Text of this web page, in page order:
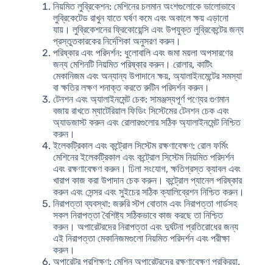
নিয়মিত লুব্রিকেশন: মেশিনের চলমান অংশগুলোকে ভালোভাবে
লুব্রিকেটেড রাখুন যাতে ঘর্ষণ কমে এবং অকালে ক্ষয় এড়ানো
যায়। লুব্রিকেশনের ফ্রিকোয়েন্সি এবং উপযুক্ত লুব্রিকেন্টের জন্য
প্রস্তুতকারকের নির্দেশিকা অনুসরণ করুন।
পরিষ্কার এবং পরিদর্শন: ধুলোবালি এবং জমা ময়লা অপসারণের
জন্য মেশিনটি নিয়মিত পরিষ্কার করুন। রোলার, কাটিং
মেকানিজম এবং অন্যান্য উপাদানে ক্ষয়, অ্যালাইনমেন্টের সমস্যা
বা ক্ষতির লক্ষণ শনাক্ত করতে রুটিন পরিদর্শন করুন।
টেনশন এবং অ্যালাইনমেন্ট চেক: সামঞ্জস্যপূর্ণ পণ্যের গুণমান
বজায় রাখতে ম্যাটেরিয়াল ফিডিং সিস্টেমের টেনশন চেক এবং
অ্যাডজাস্ট করুন এবং রোলারগুলোর সঠিক অ্যালাইনমেন্ট নিশ্চিত
করুন।
ইলেকট্রিকাল এবং কন্ট্রোল সিস্টেম রক্ষণাবেক্ষণ: রোল ফর্মিং
মেশিনের ইলেকট্রিকাল এবং কন্ট্রোল সিস্টেম নিয়মিত পরিদর্শন
এবং রক্ষণাবেক্ষণ করুন। ঢিলা সংযোগ, ক্ষতিগ্রস্ত ক্যাবল এবং
খারাপ কাজ করা উপাদান চেক করুন। কন্ট্রোল প্যানেল পরিষ্কার
করুন এবং সেন্সর এবং সুইচের সঠিক ক্যালিব্রেশন নিশ্চিত করুন।
নিরাপত্তা ব্যবস্থা: জরুরি স্টপ বোতাম এবং নিরাপত্তা গার্ডসহ
সকল নিরাপত্তা বৈশিষ্ট্য সঠিকভাবে কাজ করছে তা নিশ্চিত
করুন। অপারেটরদের নিরাপত্তা এবং দুর্ঘটনা প্রতিরোধের জন্য
এই নিরাপত্তা মেকানিজমগুলো নিয়মিত পরিদর্শন এবং পরীক্ষা
করুন।
অপারেটর প্রশিক্ষণ: মেশিন অপারেটরদের রক্ষণাবেক্ষণ প্রক্রিয়া,